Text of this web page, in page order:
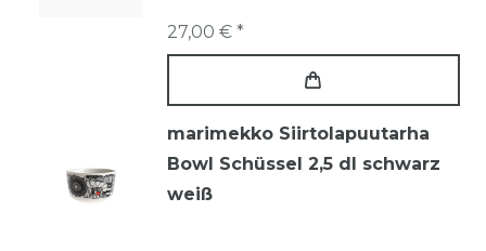
27,00 € *
marimekko Siirtolapuutarha
Bowl Schüssel 2,5 dl schwarz
weiß